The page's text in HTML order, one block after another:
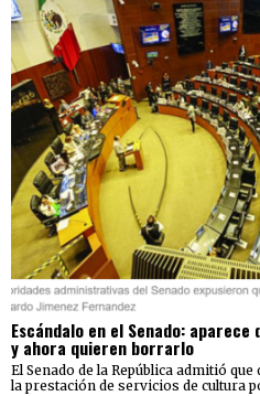
Escándalo en el Senado:
y ahora quieren borrarlo
El Senado de la República admitió
la prestación de servicios de cultura